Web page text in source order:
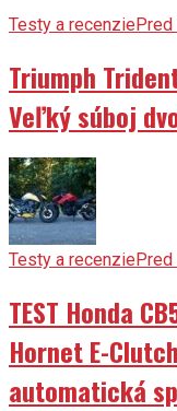
Testy a recenzie
Triumph
Veľký súboj
Testy a recenziePred
TEST Honda
Hornet E-
automatická